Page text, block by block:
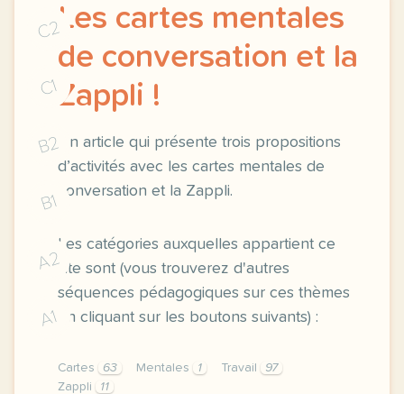
C2
C1
B2
B1
A2
A1
Les cartes mentales
de conversation et la
Zappli !
Un article qui présente trois propositions
d’activités avec les cartes mentales de
conversation et la Zappli.
Les catégories auxquelles appartient ce
site sont (vous trouverez d'autres
séquences pédagogiques sur ces thèmes
en cliquant sur les boutons suivants) :
Cartes 63 Mentales 1 Travail
97
Zappli
11